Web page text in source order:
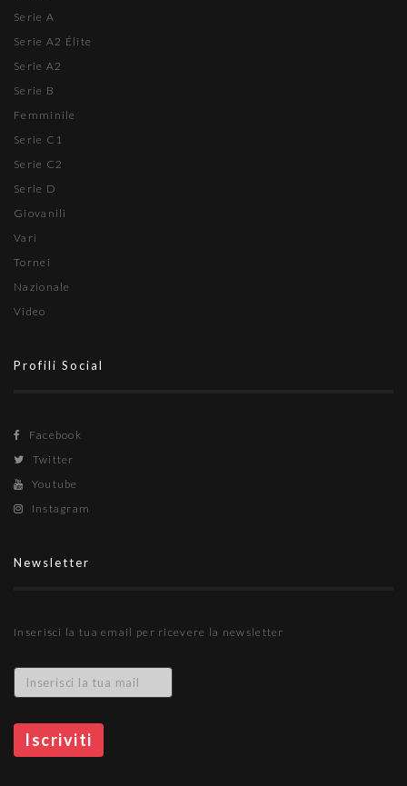
Serie A
Serie A2 Élite
Serie A2
Serie B
Femminile
Serie C1
Serie C2
Serie D
Giovanili
Vari
Tornei
Nazionale
Video
Profili Social
Facebook
Twitter
Youtube
Instagram
Newsletter
Inserisci la tua email per ricevere la newsletter